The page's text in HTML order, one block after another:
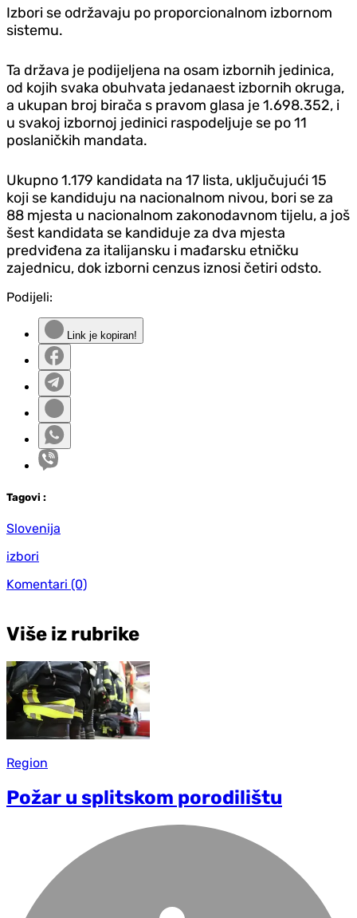
Izbori se održavaju po proporcionalnom izbornom
sistemu.
Ta država je podijeljena na osam izbornih jedinica,
od kojih svaka obuhvata jedanaest izbornih okruga,
a ukupan broj birača s pravom glasa je 1.698.352, i
u svakoj izbornoj jedinici raspodeljuje se po 11
poslaničkih mandata.
Ukupno 1.179 kandidata na 17 lista, uključujući 15
koji se kandiduju na nacionalnom nivou, bori se za
88 mjesta u nacionalnom zakonodavnom tijelu, a još
šest kandidata se kandiduje za dva mjesta
predviđena za italijansku i mađarsku etničku
zajednicu, dok izborni cenzus iznosi četiri odsto.
Podijeli:
Link je kopiran!
Tagovi :
Slovenija
izbori
Komentari (0)
Više iz rubrike
Region
Požar u splitskom porodilištu